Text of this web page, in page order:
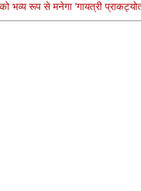
रूप से मनेगा 'गायत्री